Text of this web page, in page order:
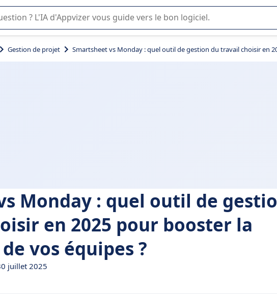
vous guide dans l'utilisation ou la sélection de logiciel SaaS en entreprise.
Gestion de projet Smartsheet vs Monday : quel outil de gestion du travail choisir en
Monday : quel outil de
en 2025 pour booster la
vos équipes ?
juillet 2025